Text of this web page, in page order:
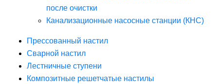
после очистки
Канализационные насосные станции (КНС)
Прессованный настил
Сварной настил
Лестничные ступени
Композитные решетчатые настилы